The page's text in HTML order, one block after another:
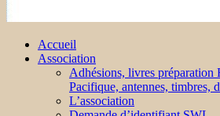
Accueil
Association
Adhésions, livres
Pacifique, antennes, timbres,
L’association